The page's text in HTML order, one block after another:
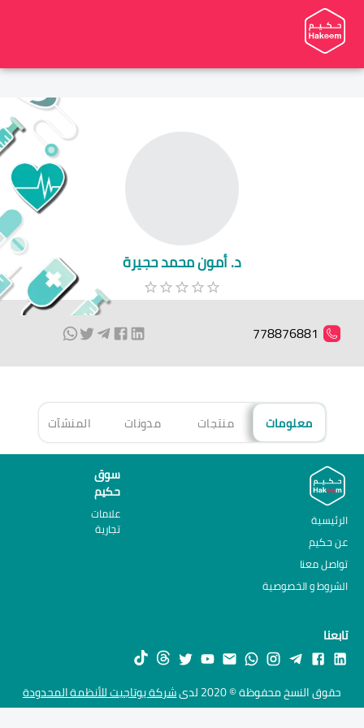
د. أمون محمد حجيرة
778876881
معلومات منتجات مدونات المنشآت
الرئيسية
عن حكيم
تواصل معنا
الشروط و الخصوصية
سوق
حكيم
علامات
تجارية
تابعنا
حقوق النسخ محفوظة © 2020 لدى شركة يوتاجيت للأنظمة المحدودة